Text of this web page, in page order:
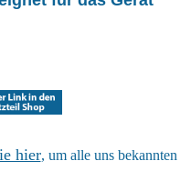
hier, um alle uns bekannten